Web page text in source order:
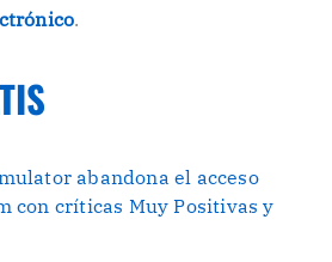
.
abandona el acceso
con críticas Muy Positivas y